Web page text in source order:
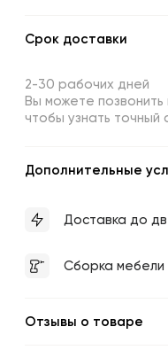
Срок доставки
2-30 рабочих дней
Вы можете
чтобы узнать точный
Дополнительные
Доставка до
Сборка мебели
Отзывы о товаре